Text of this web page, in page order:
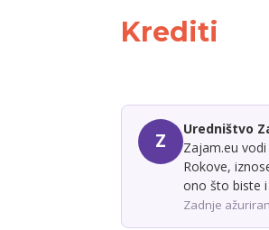
Krediti
Z
Uredništvo
Zajam.eu
Rokove,
ono što biste
Zadnje